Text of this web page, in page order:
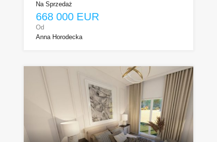
Na Sprzedaż
668 000 EUR
Od
Anna Horodecka